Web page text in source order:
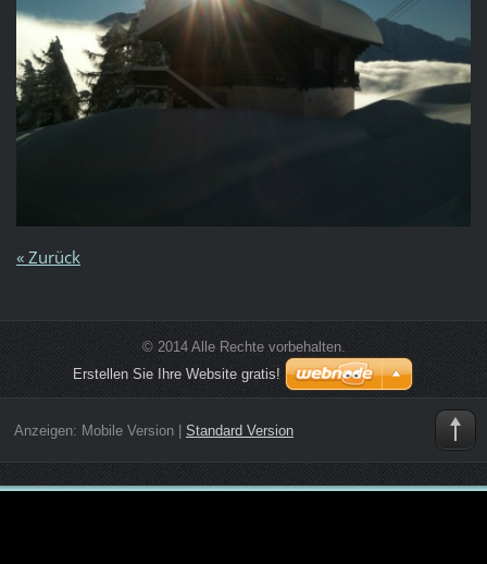
« Zurück
© 2014 Alle Rechte vorbehalten.
Erstellen Sie Ihre Website gratis!
Anzeigen: Mobile Version| Standard Version